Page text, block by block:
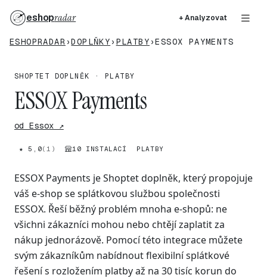
eshopradar + Analyzovat
ESHOPRADAR ›DOPLŇKY › PLATBY ›ESSOX PAYMENTS
SHOPTET DOPLNĚK · PLATBY
ESSOX Payments
od Essox ↗
★ 5,0(1) 10 INSTALACÍ PLATBY
ESSOX Payments je Shoptet doplněk, který propojuje
váš e-shop se splátkovou službou společnosti
ESSOX. Řeší běžný problém mnoha e-shopů: ne
všichni zákazníci mohou nebo chtějí zaplatit za
nákup jednorázově. Pomocí této integrace můžete
svým zákazníkům nabídnout flexibilní splátkové
řešení s rozložením platby až na 30 tisíc korun do